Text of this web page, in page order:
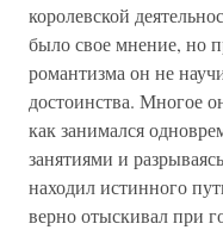
королевской
было свое мнение, но
романтизма он не
достоинства. Многое
как занимался
занятиями и
находил истинного
верно отыскивал при